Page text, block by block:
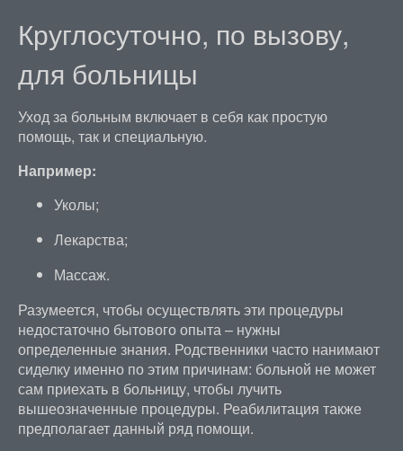
Круглосуточно, по вызову,
для больницы
Уход за больным включает в себя как простую
помощь, так и специальную.
Например:
Уколы;
Лекарства;
Массаж.
Разумеется, чтобы осуществлять эти процедуры
недостаточно бытового опыта – нужны
определенные знания. Родственники часто нанимают
сиделку именно по этим причинам: больной не может
сам приехать в больницу, чтобы лучить
вышеозначенные процедуры. Реабилитация также
предполагает данный ряд помощи.